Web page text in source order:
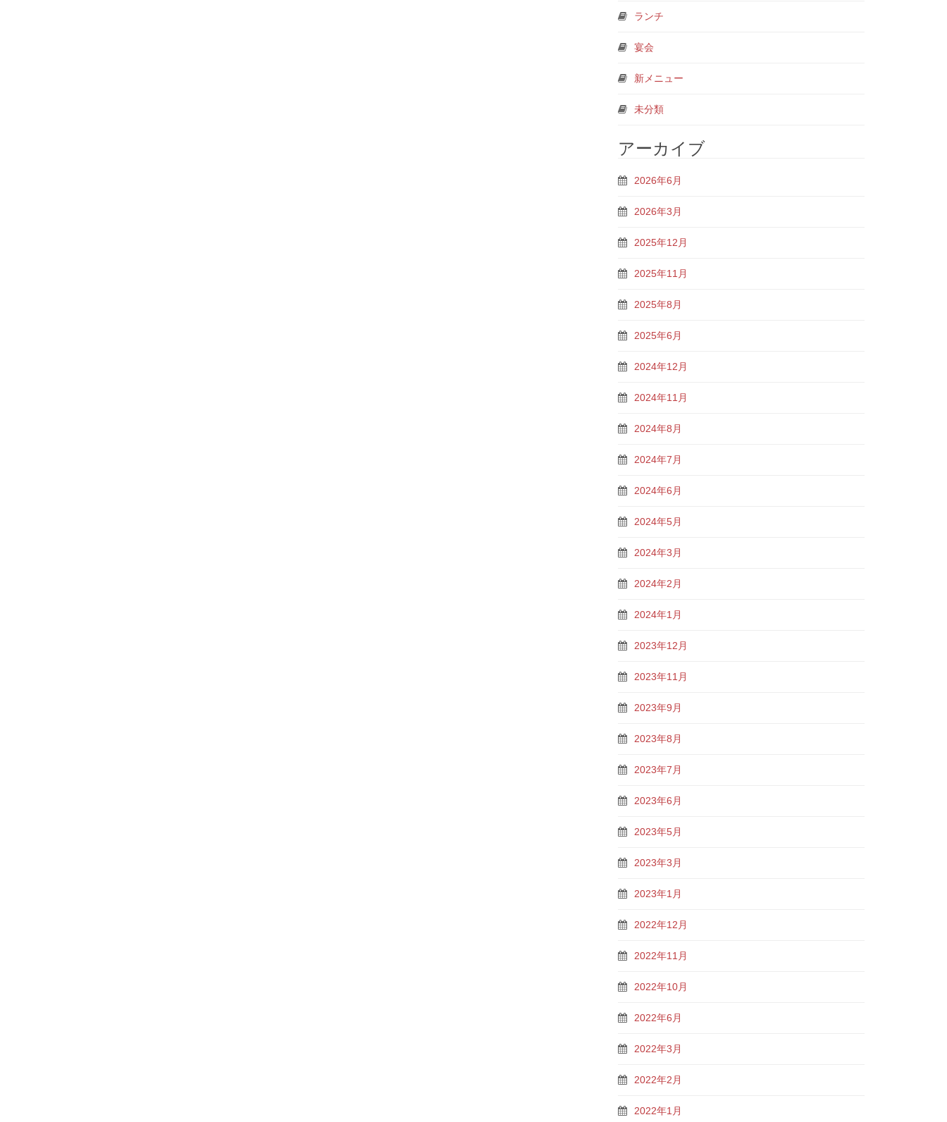
ランチ
宴会
新メニュー
未分類
アーカイブ
2026年6月
2026年3月
2025年12月
2025年11月
2025年8月
2025年6月
2024年12月
2024年11月
2024年8月
2024年7月
2024年6月
2024年5月
2024年3月
2024年2月
2024年1月
2023年12月
2023年11月
2023年9月
2023年8月
2023年7月
2023年6月
2023年5月
2023年3月
2023年1月
2022年12月
2022年11月
2022年10月
2022年6月
2022年3月
2022年2月
2022年1月